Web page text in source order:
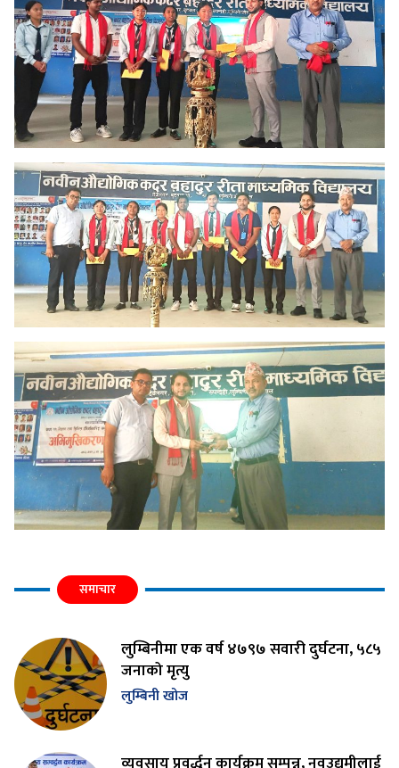
समाचार
लुम्बिनीमा एक वर्ष ४७९७ सवारी दुर्घटना, ५८५
जनाको मृत्यु
लुम्बिनी खोज